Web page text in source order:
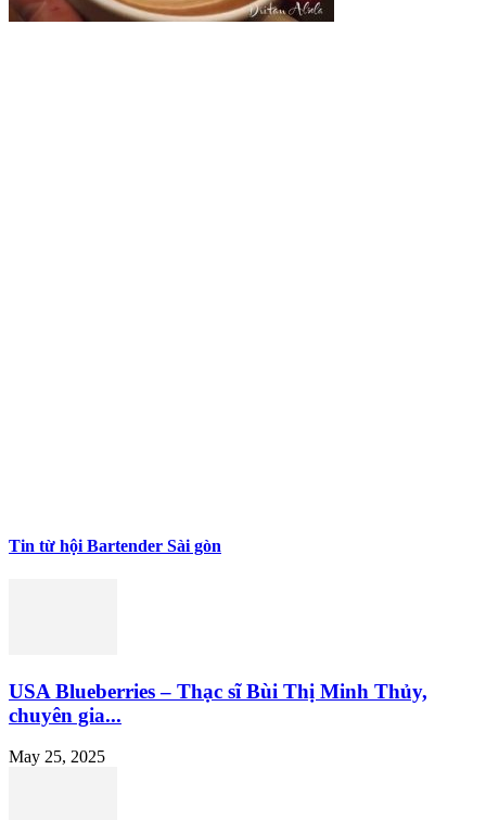
Tin từ hội Bartender Sài gòn
USA Blueberries – Thạc sĩ Bùi Thị Minh Thủy,
chuyên gia...
May 25, 2025